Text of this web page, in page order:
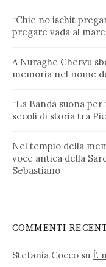
“Chie no ischit
pregare vada al
A Nuraghe Chervu
memoria nel nome
“La Banda suona
secoli di storia tra
Nel tempio della
voce antica della
Sebastiano
COMMENTI
Stefania Cocco su È